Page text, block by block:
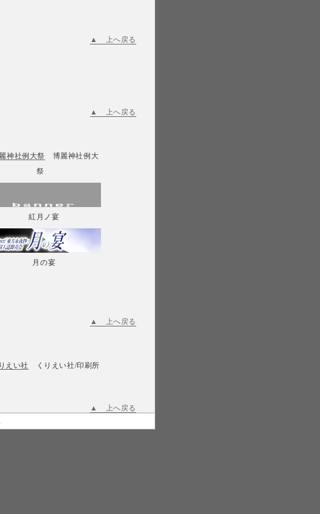
▲ 上へ戻る
▲ 上へ戻る
博麗神社例大
祭
紅月ノ宴
月の宴
▲ 上へ戻る
くりえい社/印刷所
▲ 上へ戻る